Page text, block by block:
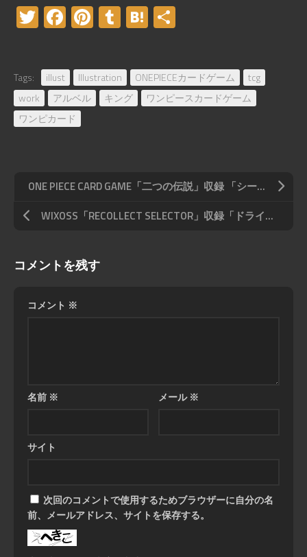
Twitter
Facebook
Pinterest
TumblrHatena
Tags: illust Illustration ONEPIECEカードゲーム
tcg
work
アルベル キング
ワンピースカードゲーム
ワンピカード
ONE PIECE CARD GAME「二つの伝説」収録 「シープスヘッド」
WIXOSS「RECOLLECT SELECTOR」収録「ドライ＝ブラックマンバ」
コメントを残す
コメント ※
名前 ※ メール※
サイト
次回のコメントで使用するためブラウザーに自分の名
前、メールアドレス、サイトを保存する。